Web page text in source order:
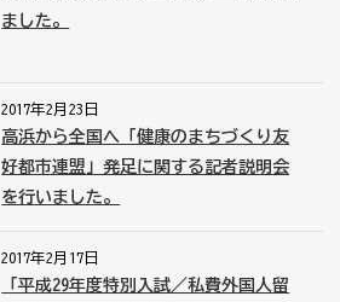
ました。
2017年2月23日
高浜から全国へ「健康のまちづくり友
好都市連盟」発足に関する記者説明会
を行いました。
2017年2月17日
「平成29年度特別入試／私費外国人留